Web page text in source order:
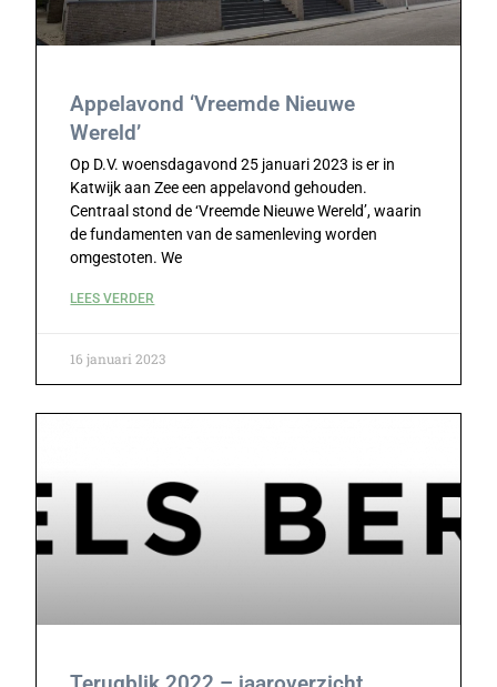
Appelavond ‘Vreemde Nieuwe
Wereld’
Op D.V. woensdagavond 25 januari 2023 is er in
Katwijk aan Zee een appelavond gehouden.
Centraal stond de ‘Vreemde Nieuwe Wereld’, waarin
de fundamenten van de samenleving worden
omgestoten. We
LEES VERDER
16 januari 2023